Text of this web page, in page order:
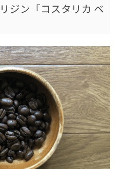
ジン「コスタリカ ベ